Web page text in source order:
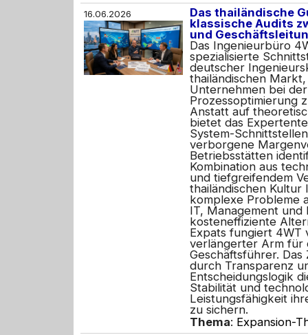
16.06.2026
Das thailändische
klassische Audits
und
Das Ingenieurbüro
spezialisierte
deutscher
thailändischen
Unternehmen bei
Prozessoptimierung
Anstatt auf
bietet das
System-
verborgene
Betriebsstätten
Kombination aus
und tiefgreifendem
thailändischen Kultur
komplexe Probleme
IT, Management und
kosteneffiziente
Expats fungiert 4WT
verlängerter Arm für
Geschäftsführer.
durch Transparenz
Entscheidungslogik
Stabilität und
Leistungsfähigkeit
zu sichern.
Thema: Expansion-